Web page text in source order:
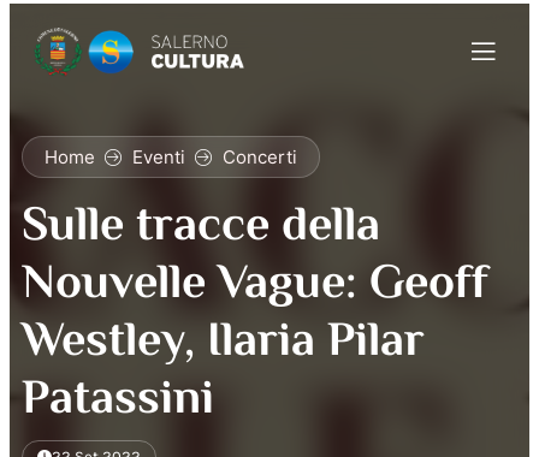
Home Eventi Concerti
Sulle tracce della
Nouvelle Vague: Geoff
Westley, Ilaria Pilar
Patassini